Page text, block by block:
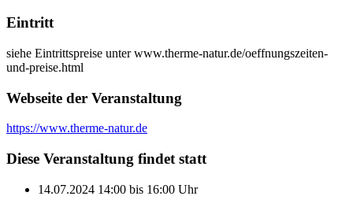
Eintritt
siehe Eintrittspreise unter www.therme-natur.de/oeffnungszeiten-
und-preise.html
Webseite der Veranstaltung
https://www.therme-natur.de
Diese Veranstaltung findet statt
14.07.2024 14:00 bis 16:00 Uhr